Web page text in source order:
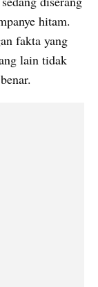
hitam.
fakta yang
lain tidak